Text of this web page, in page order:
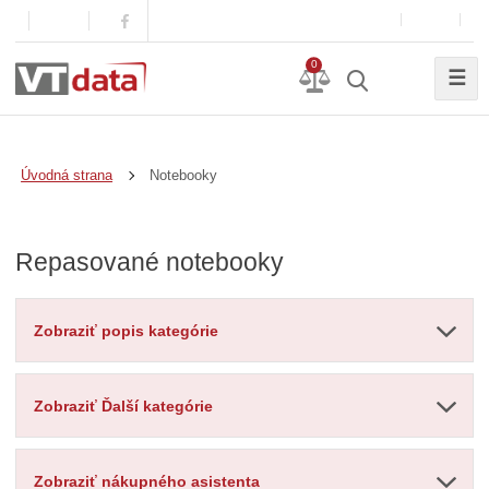
0
☰
Úvodná strana Notebooky
Repasované notebooky
Zobraziť popis kategórie
Zobraziť Ďalší kategórie
Zobraziť nákupného asistenta